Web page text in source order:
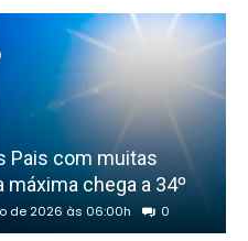
Pais com muitas
máxima chega a 34º
de 2026 às 06:00h 0